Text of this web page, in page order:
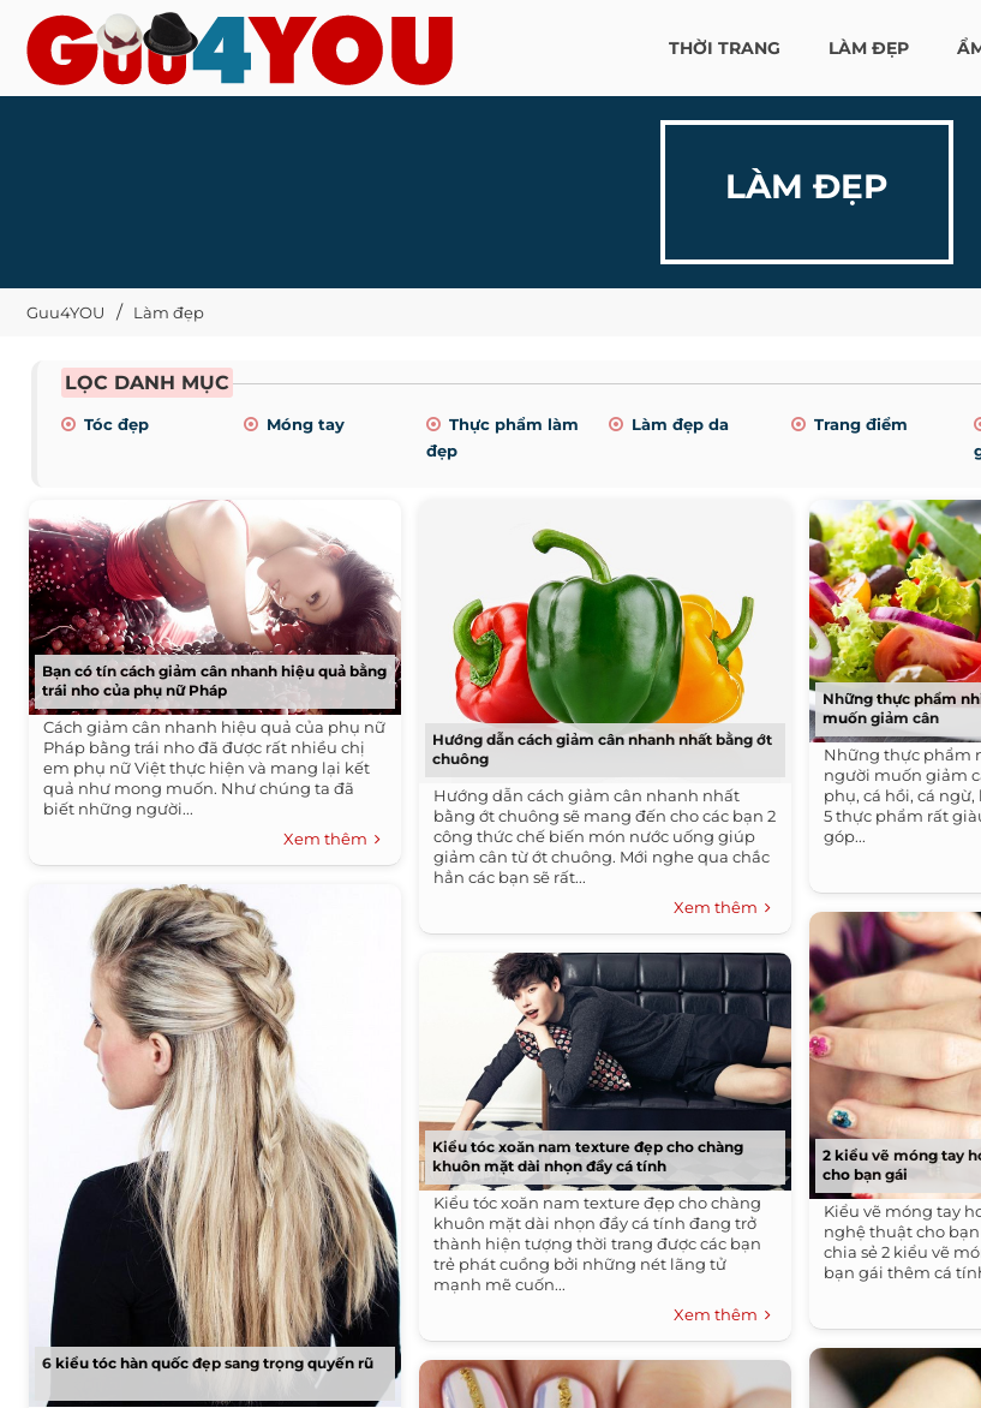
THỜI TRANG LÀM ĐẸP
LÀM ĐẸP
Guu4YOU Làm đẹp
LỌC DANH MỤC
Tóc đẹp Móng tay
Thực phẩm làm
đẹp
Làm đẹp da Trang điểm
Bạn có tín cách giảm cân nhanh hiệu quả bằng
trái nho của phụ nữ Pháp
Cách giảm cân nhanh hiệu quả của phụ nữ
Pháp bằng trái nho đã được rất nhiều chị
em phụ nữ Việt thực hiện và mang lại kết
quả như mong muốn. Như chúng ta đã
biết những người...
Xem thêm
6 kiểu tóc hàn quốc đẹp sang trọng quyến rũ
Hướng dẫn cách giảm cân nhanh nhất bằng ớt
chuông
Hướng dẫn cách giảm cân nhanh nhất
bằng ớt chuông sẽ mang đến cho các bạn 2
công thức chế biến món nước uống giúp
giảm cân từ ớt chuông. Mới nghe qua chắc
hẳn các bạn sẽ rất...
Xem thêm
Kiểu tóc xoăn nam texture đẹp cho chàng
khuôn mặt dài nhọn đầy cá tính
Kiểu tóc xoăn nam texture đẹp cho chàng
khuôn mặt dài nhọn đầy cá tính đang trở
thành hiện tượng thời trang được các bạn
trẻ phát cuồng bởi những nét lãng tử
mạnh mẽ cuốn...
Xem thêm
Những thực phẩm
muốn giảm cân
Những thực phẩm
người muốn giảm
phụ, cá hồi, cá
5 thực phẩm rất
góp...
2 kiểu vẽ móng tay
cho bạn gái
Kiểu vẽ móng tay
nghệ thuật cho
chia sẻ 2 kiểu vẽ
bạn gái thêm cá